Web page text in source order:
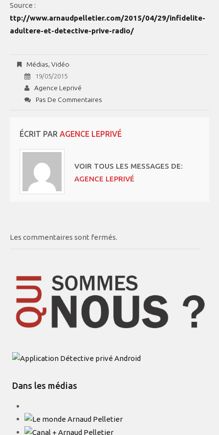
Source :
ttp://www.arnaudpelletier.com/2015/04/29/infidelite-
adultere-et-detective-prive-radio/
Médias, Vidéo
19/05/2015
Agence Leprivé
Pas De Commentaires
ÉCRIT PAR AGENCE LEPRIVÉ
VOIR TOUS LES MESSAGES DE:
AGENCE LEPRIVÉ
Les commentaires sont fermés.
Dans les médias